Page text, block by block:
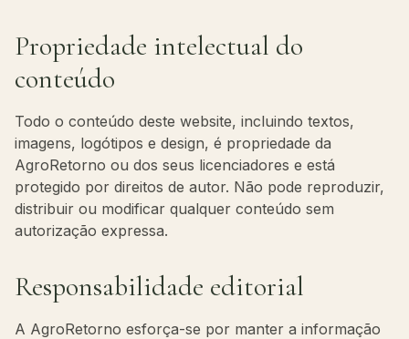
Propriedade intelectual do
conteúdo
Todo o conteúdo deste website, incluindo textos,
imagens, logótipos e design, é propriedade da
AgroRetorno ou dos seus licenciadores e está
protegido por direitos de autor. Não pode reproduzir,
distribuir ou modificar qualquer conteúdo sem
autorização expressa.
Responsabilidade editorial
A AgroRetorno esforça-se por manter a informação